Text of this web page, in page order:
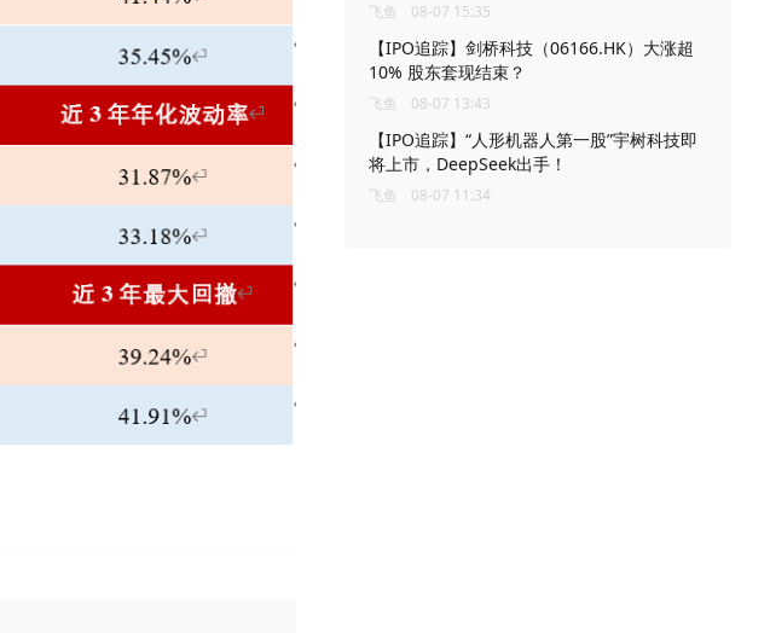
飞鱼 08-07 15:35
【IPO追踪】剑桥科技（06166.HK）大涨超
10% 股东套现结束？
飞鱼 08-07 13:43
【IPO追踪】“人形机器人第一股”宇树科技即
将上市，DeepSeek出手！
飞鱼 08-07 11:34